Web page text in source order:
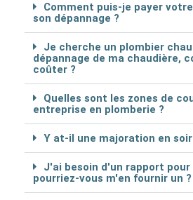
Comment puis-je payer
son dépannage ?
Je cherche un plombier
dépannage de ma chaudière,
coûter ?
Quelles sont les zones de
entreprise en plomberie ?
Y at-il une majoration en
J'ai besoin d'un rapport pour
pourriez-vous m'en fournir un ?